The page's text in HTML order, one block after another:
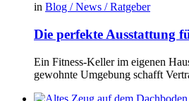
in Blog / News / Ratgeber
Die perfekte Ausstattung
Ein Fitness-Keller im eigenen
gewohnte Umgebung schafft